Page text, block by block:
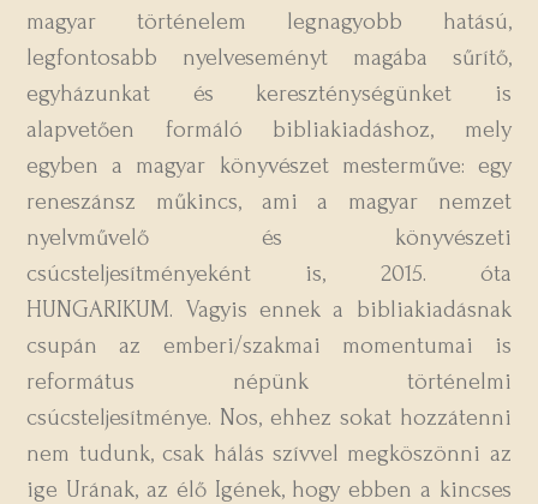
magyar történelem legnagyobb hatású,
legfontosabb nyelveseményt magába sűrítő,
egyházunkat és kereszténységünket is
alapvetően formáló bibliakiadáshoz, mely
egyben a magyar könyvészet mesterműve: egy
reneszánsz műkincs, ami a magyar nemzet
nyelvművelő és könyvészeti
csúcsteljesítményeként is, 2015. óta
HUNGARIKUM. Vagyis ennek a bibliakiadásnak
csupán az emberi/szakmai momentumai is
református népünk történelmi
csúcsteljesítménye. Nos, ehhez sokat hozzátenni
nem tudunk, csak hálás szívvel megköszönni az
ige Urának, az élő Igének, hogy ebben a kincses